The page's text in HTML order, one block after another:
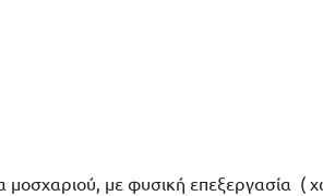
με φυσική επεξεργασία (